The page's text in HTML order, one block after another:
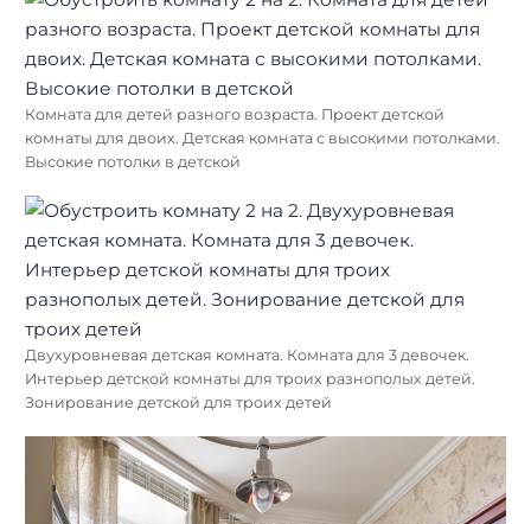
Комната для детей разного возраста. Проект детской
комнаты для двоих. Детская комната с высокими потолками.
Высокие потолки в детской
Двухуровневая детская комната. Комната для 3 девочек.
Интерьер детской комнаты для троих разнополых детей.
Зонирование детской для троих детей